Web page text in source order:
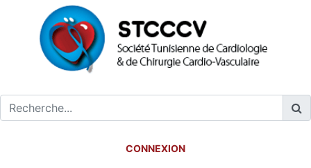
CONNEXION